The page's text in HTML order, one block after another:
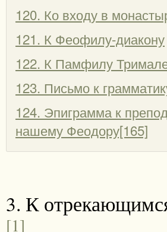
120. Ко входу в
121. К Феофилу-диакону
122. К Памфилу
123. Письмо к
124. Эпиграмма к
нашему Феодору[165]
3. К
[1]